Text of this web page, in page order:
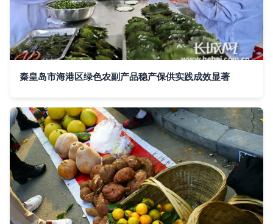
秦皇岛市海港区绿色农副产品稳产保供实践成效显著